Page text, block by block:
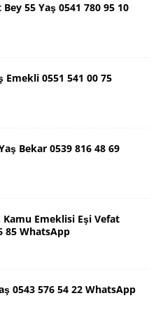
55 Yaş 0541 780 95 10
Emekli 0551 541 00 75
Bekar 0539 816 48 69
Kamu Emeklisi Eşi Vefat
85 WhatsApp
0543 576 54 22 WhatsApp